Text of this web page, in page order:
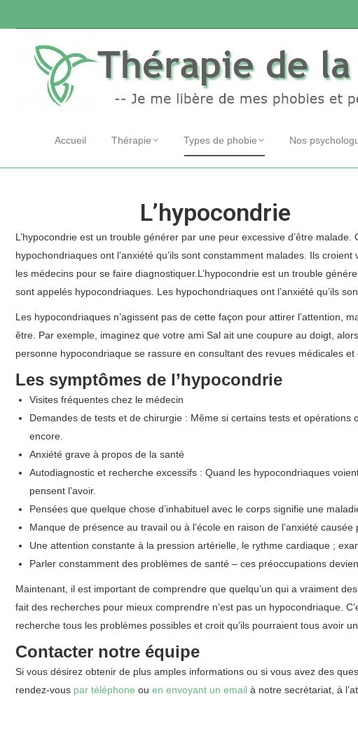
Accueil Thérapie Types de phobie Nos
L’hypocondrie
L’hypocondrie est un trouble générer par une peur excessive d’être
hypochondriaques ont l’anxiété qu’ils sont constamment malades. Ils
les médecins pour se faire diagnostiquer.L’hypocondrie est un trouble
sont appelés hypocondriaques. Les hypochondriaques ont l’anxiété qu’ils
Les hypocondriaques n’agissent pas de cette façon pour attirer l’attention,
être. Par exemple, imaginez que votre ami Sal ait une coupure au doigt,
personne hypocondriaque se rassure en consultant des revues médicales
Les symptômes de l’hypocondrie
Visites fréquentes chez le médecin
Demandes de tests et de chirurgie : Même si certains tests et
encore.
Anxiété grave à propos de la santé
Autodiagnostic et recherche excessifs : Quand les hypocondriaques
pensent l’avoir.
Pensées que quelque chose d’inhabituel avec le corps signifie une
Manque de présence au travail ou à l’école en raison de l’anxiété causée
Une attention constante à la pression artérielle, le rythme cardiaque ;
Parler constamment des problèmes de santé – ces préoccupations
Maintenant, il est important de comprendre que quelqu’un qui a vraiment
fait des recherches pour mieux comprendre n’est pas un hypocondriaque.
recherche tous les problèmes possibles et croit qu’ils pourraient tous avoir
Contacter notre équipe
Si vous désirez obtenir de plus amples informations ou si vous avez des
rendez-vous par téléphone ou en envoyant un email à notre secrétariat, à